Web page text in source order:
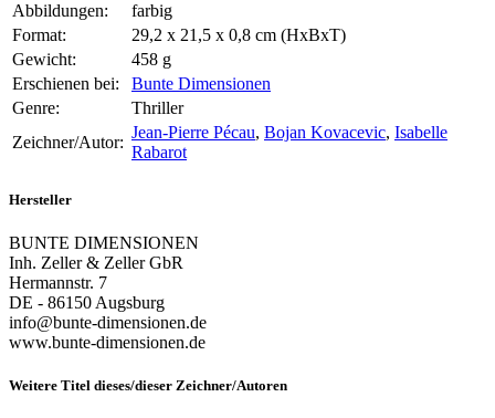
Abbildungen:
farbig
Format:
29,2 x 21,5 x 0,8 cm (HxBxT)
Gewicht:
458 g
Erschienen bei:
Bunte Dimensionen
Genre:
Thriller
Zeichner/Autor:
Jean-Pierre Pécau, Bojan Kovacevic, Isabelle
Rabarot
Hersteller
BUNTE DIMENSIONEN
Inh. Zeller & Zeller GbR
Hermannstr. 7
DE - 86150 Augsburg
info@bunte-dimensionen.de
www.bunte-dimensionen.de
Weitere Titel dieses/dieser Zeichner/Autoren